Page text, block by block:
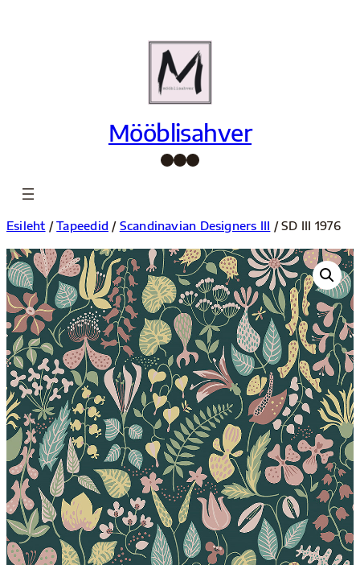
Mööblisahver
Facebook InstagramPinterest
Esileht /Tapeedid / Scandinavian Designers III / SD III 1976